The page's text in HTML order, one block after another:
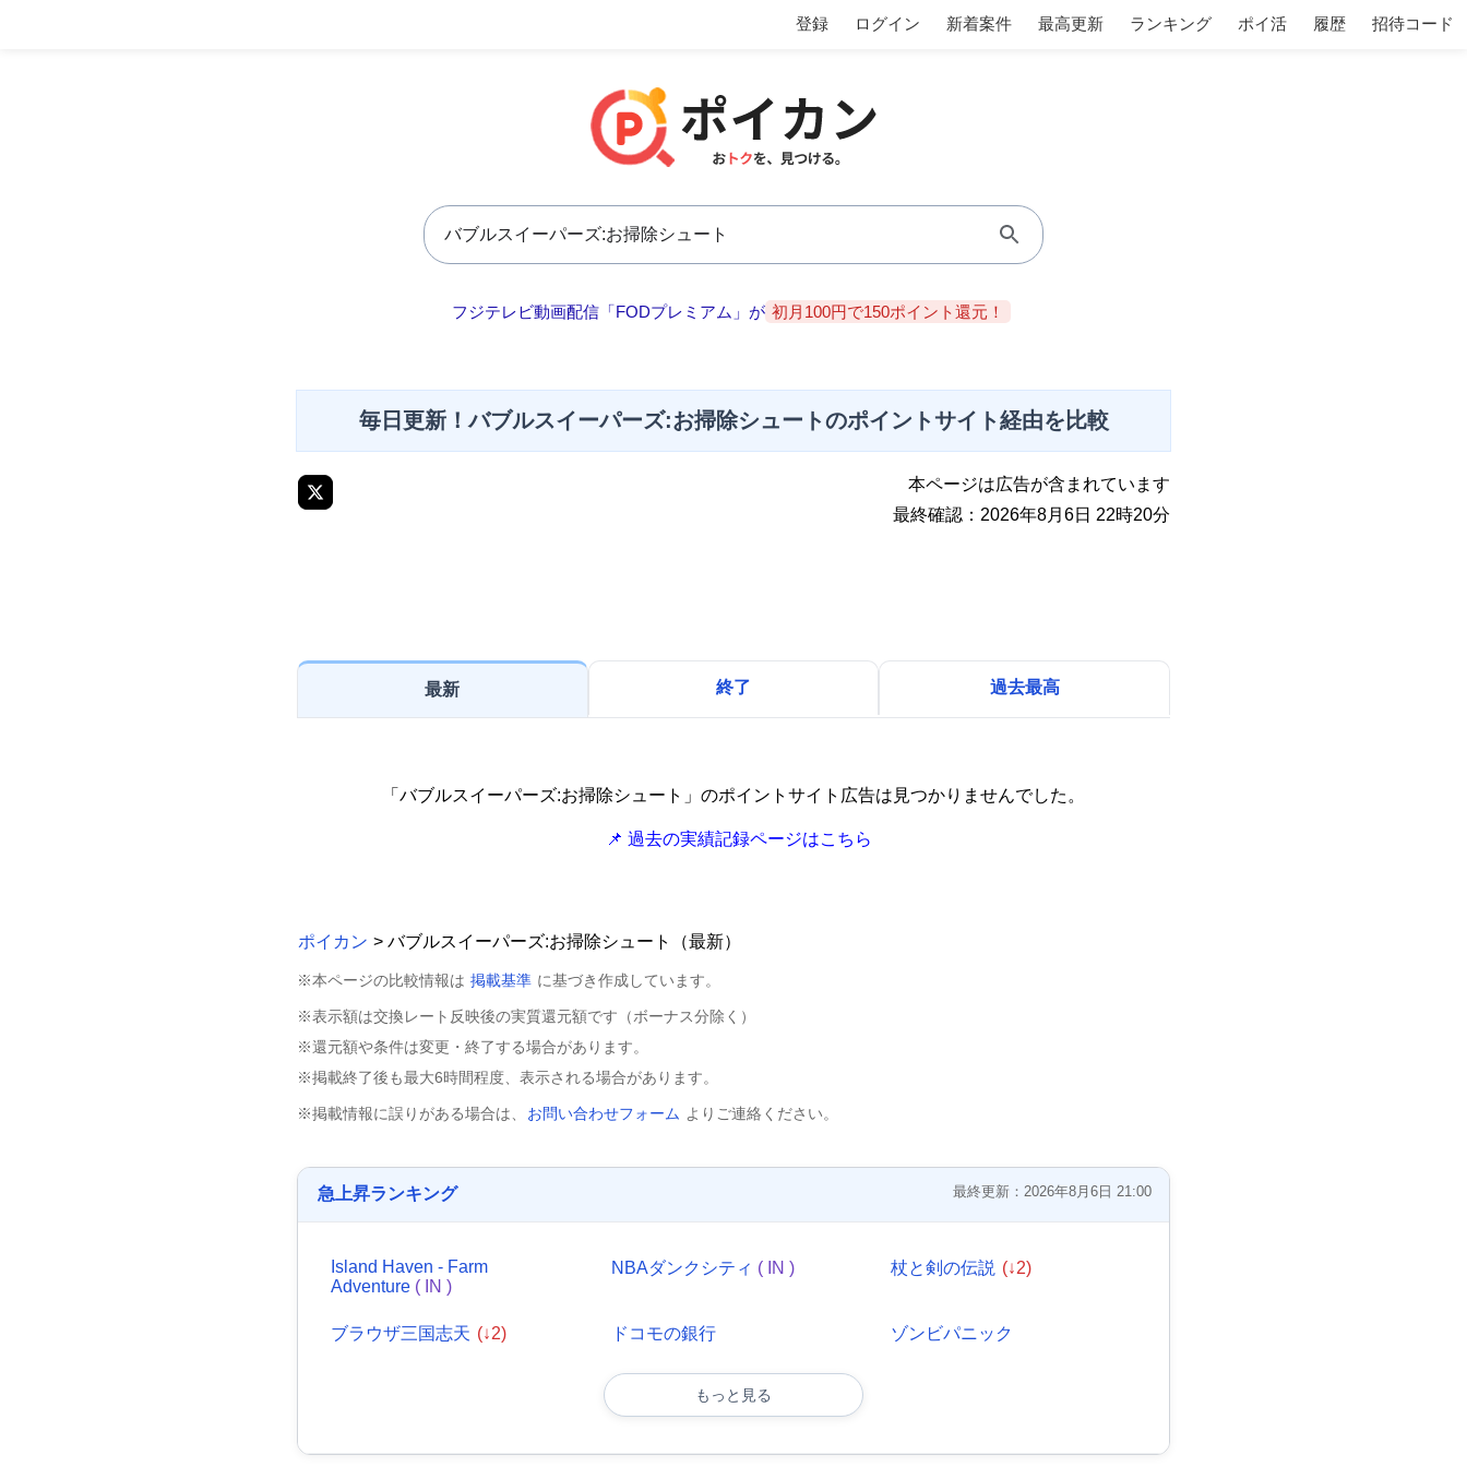
登録 ログイン 新着案件 最高更新 ランキング ポイ活 履歴 招待コード
フジテレビ動画配信「FODプレミアム」が 初月100円で150ポイント還元！
毎日更新！バブルスイーパーズ:お掃除シュートのポイントサイト経由を比較
本ページは広告が含まれています
最終確認：2026年8月6日 22時20分
最新 終了 過去最高
「バブルスイーパーズ:お掃除シュート」のポイントサイト広告は見つかりませんでした。
📌 過去の実績記録ページはこちら
ポイカン > バブルスイーパーズ:お掃除シュート（最新）
※本ページの比較情報は 掲載基準 に基づき作成しています。
※表示額は交換レート反映後の実質還元額です（ボーナス分除く）
※還元額や条件は変更・終了する場合があります。
※掲載終了後も最大6時間程度、表示される場合があります。
※掲載情報に誤りがある場合は、 お問い合わせフォーム よりご連絡ください。
急上昇ランキング 最終更新：2026年8月6日 21:00
Island Haven - Farm
Adventure ( IN )
NBAダンクシティ ( IN ) 杖と剣の伝説 (↓2)
ブラウザ三国志天 (↓2) ドコモの銀行 ゾンビパニック
もっと見る